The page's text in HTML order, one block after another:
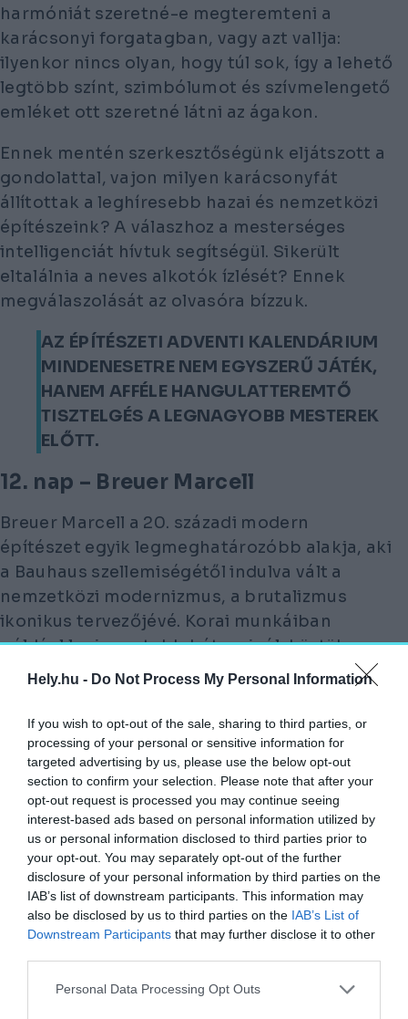
Hely.hu - Do Not Process My Personal Information
If you wish to opt-out of the sale, sharing to third parties, or
processing of your personal or sensitive information for
targeted advertising by us, please use the below opt-out
section to confirm your selection. Please note that after your
opt-out request is processed you may continue seeing
interest-based ads based on personal information utilized by
us or personal information disclosed to third parties prior to
your opt-out. You may separately opt-out of the further
disclosure of your personal information by third parties on the
IAB’s list of downstream participants. This information may
also be disclosed by us to third parties on the IAB’s List of
Downstream Participants that may further disclose it to other
Personal Data Processing Opt Outs
harmóniát szeretné-e megteremteni a
karácsonyi forgatagban, vagy azt vallja:
ilyenkor nincs olyan, hogy túl sok, így a lehető
legtöbb színt, szimbólumot és szívmelengető
emléket ott szeretné látni az ágakon.
Ennek mentén szerkesztőségünk eljátszott a
gondolattal, vajon milyen karácsonyfát
állítottak a leghíresebb hazai és nemzetközi
építészeink? A válaszhoz a mesterséges
intelligenciát hívtuk segítségül. Sikerült
eltalálnia a neves alkotók ízlését? Ennek
megválaszolását az olvasóra bízzuk.
AZ ÉPÍTÉSZETI ADVENTI KALENDÁRIUM
MINDENESETRE NEM EGYSZERŰ JÁTÉK,
HANEM AFFÉLE HANGULATTEREMTŐ
TISZTELGÉS A LEGNAGYOBB MESTEREK
ELŐTT.
12. nap – Breuer Marcell
Breuer Marcell a 20. századi modern
építészet egyik legmeghatározóbb alakja, aki
a Bauhaus szellemiségétől indulva vált a
nemzetközi modernizmus, a brutalizmus
ikonikus tervezőjévé. Korai munkáiban
például legismertebb bútorainál, köztük a
Vaszilij-széknél a csőacél könnyedségét és az
KÉSŐBBI ÉPÜLETEIBEN PEDIG EZT A
SZERKEZETI ŐSZINTESÉGET EMELTE
ARCHITEKTURÁLIS SZINTRE.
Breuer stílusát a geometrikus kompozíciók
következetessége, a nyers anyagok,
különösen a beton finoman megmunkált
monumentalitása, valamint a tömegformálás
szoborszerű bátorsága jellemzi. Épületei
egyértelmű, mégis minden formában ott van